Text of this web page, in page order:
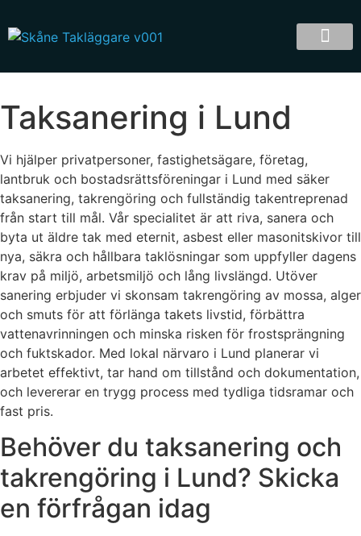
Taksanering i Lund
Vi hjälper privatpersoner, fastighetsägare, företag,
lantbruk och bostadsrättsföreningar i Lund med säker
taksanering, takrengöring och fullständig takentreprenad
från start till mål. Vår specialitet är att riva, sanera och
byta ut äldre tak med eternit, asbest eller masonitskivor till
nya, säkra och hållbara taklösningar som uppfyller dagens
krav på miljö, arbetsmiljö och lång livslängd. Utöver
sanering erbjuder vi skonsam takrengöring av mossa, alger
och smuts för att förlänga takets livstid, förbättra
vattenavrinningen och minska risken för frostsprängning
och fuktskador. Med lokal närvaro i Lund planerar vi
arbetet effektivt, tar hand om tillstånd och dokumentation,
och levererar en trygg process med tydliga tidsramar och
fast pris.
Behöver du taksanering och
takrengöring i Lund? Skicka
en förfrågan idag